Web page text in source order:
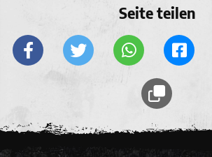
Seite teilen